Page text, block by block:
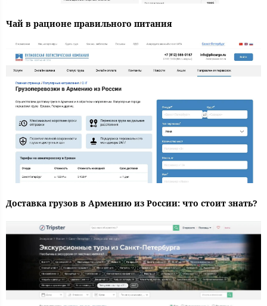
Чай в рационе правильного питания
Доставка грузов в Армению из России: что стоит знать?